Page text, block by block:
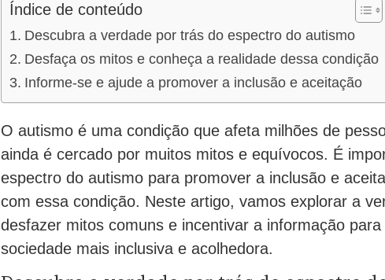
Índice de conteúdo
Descubra a verdade por trás do espectro do autismo
Desfaça os mitos e conheça a realidade dessa condição
Informe-se e ajude a promover a inclusão e aceitação
O autismo é uma condição que afeta milhões de
ainda é cercado por muitos mitos e equívocos. É
espectro do autismo para promover a inclusão e
com essa condição. Neste artigo, vamos explorar a
desfazer mitos comuns e incentivar a informação
sociedade mais inclusiva e acolhedora.